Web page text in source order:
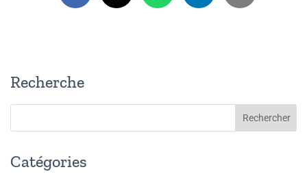
Recherche
Catégories